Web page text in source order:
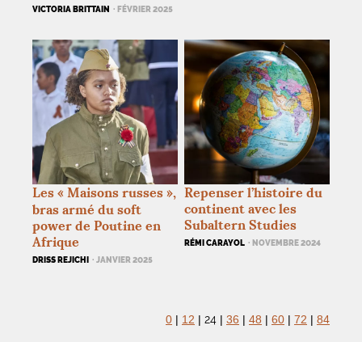
VICTORIA BRITTAIN · FÉVRIER 2025
Les « Maisons russes »,
bras armé du soft
power de Poutine en
Afrique
DRISS REJICHI · JANVIER 2025
Repenser l’histoire du
continent avec les
Subaltern Studies
RÉMI CARAYOL · NOVEMBRE 2024
0 | 12 | 24 | 36 | 48 | 60 | 72 | 84